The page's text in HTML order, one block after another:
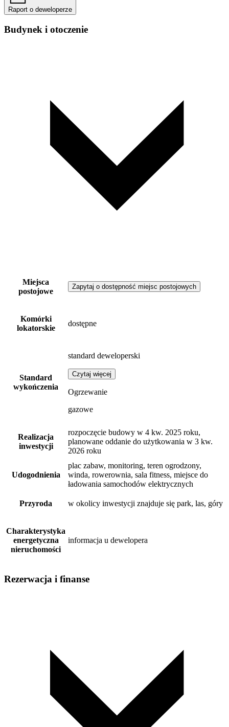
Raport o deweloperze
Budynek i otoczenie
Miejsca
postojowe
Zapytaj o dostępność miejsc postojowych
Komórki
lokatorskie
dostępne
Standard
wykończenia
standard deweloperski
Czytaj więcej
Ogrzewanie
gazowe
Realizacja
inwestycji
rozpoczęcie budowy w 4 kw. 2025 roku,
planowane oddanie do użytkowania w 3 kw.
2026 roku
Udogodnienia
plac zabaw, monitoring, teren ogrodzony,
winda, rowerownia, sala fitness, miejsce do
ładowania samochodów elektrycznych
Przyroda w okolicy inwestycji znajduje się park, las, góry
Charakterystyka
energetyczna
nieruchomości
informacja u dewelopera
Rezerwacja i finanse